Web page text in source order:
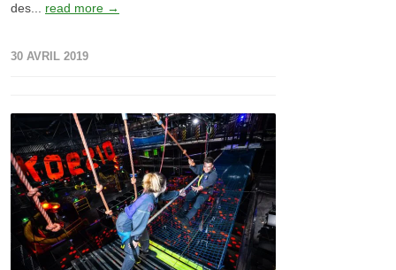
des... read more →
30 AVRIL 2019